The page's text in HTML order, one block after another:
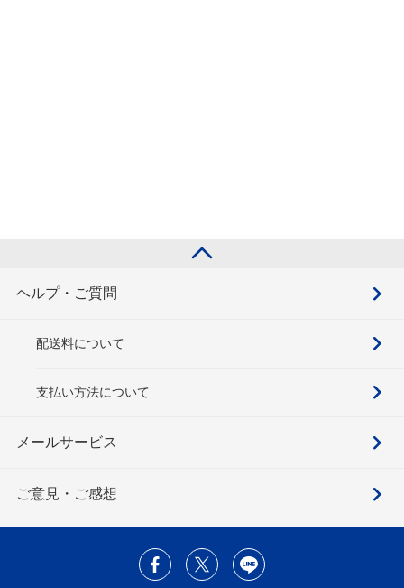
ヘルプ・ご質問
配送料について
支払い方法について
メールサービス
ご意見・ご感想